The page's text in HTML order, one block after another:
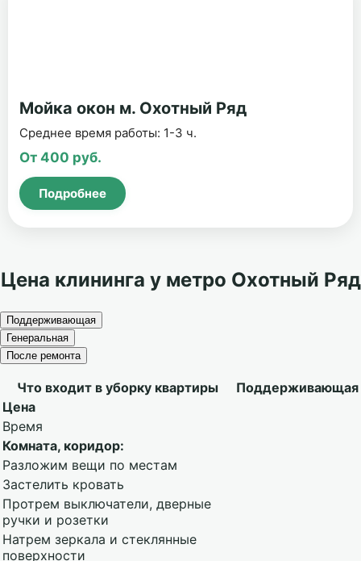
Мойка окон м. Охотный Ряд
Среднее время работы: 1-3 ч.
От 400 руб.
Подробнее
Цена клининга у метро Охотный Ряд
Поддерживающая
Генеральная
После ремонта
Что входит в уборку квартиры
Поддерживающая
Цена
Время
Комната, коридор:
Разложим вещи по местам
Застелить кровать
Протрем выключатели, дверные
ручки и розетки
Натрем зеркала и стеклянные
поверхности